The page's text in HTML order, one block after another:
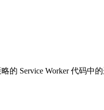
的 Service Worker 代码中